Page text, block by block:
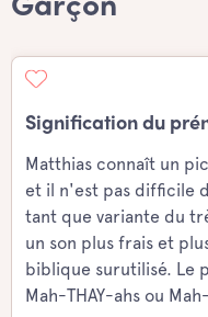
Garçon
Signification du
Matthias connaît un
et il n'est pas difficile
tant que variante du
un son plus frais et
biblique surutilisé. Le
Mah-THAY-ahs ou